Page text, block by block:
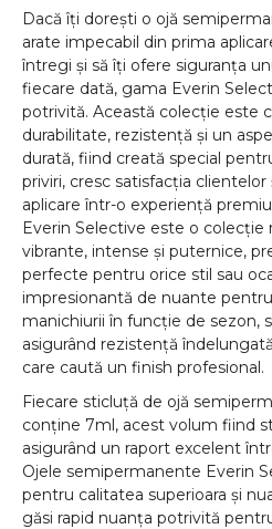
Dacă îți dorești o ojă
arate impecabil din prima
întregi și să îți ofere siguranța
fiecare dată, gama Everin
potrivită. Această colecție este
durabilitate, rezistență și un
durată, fiind creată special
priviri, cresc satisfacția
aplicare într-o experiență
Everin Selective este o colecție
vibrante, intense și puternice,
perfecte pentru orice stil sau
impresionantă de nuante
manichiurii în funcție de sezon,
asigurând rezistență
care caută un finish profesional.
Fiecare sticluță de ojă
conține 7ml, acest volum fiind
asigurând un raport excelent
Ojele semipermanente Everin
pentru calitatea superioara și
găsi rapid nuanța potrivită